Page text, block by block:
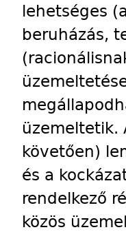
lehetséges
beruházás,
üzemeltetik.
követően)
és a
rendelkező
közös